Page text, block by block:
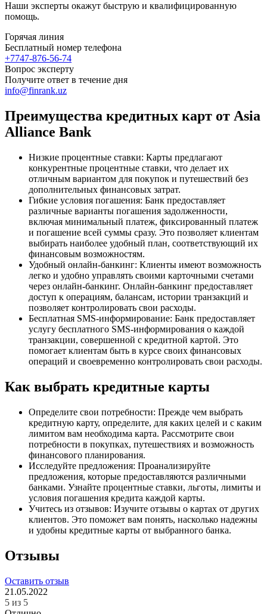
Наши эксперты окажут быструю и квалифицированную
помощь.
Горячая линия
Бесплатный номер телефона
+7747-876-56-74
Вопрос эксперту
Получите ответ в течение дня
info@finrank.uz
Преимущества кредитных карт от Asia
Alliance Bank
Низкие процентные ставки: Карты предлагают
конкурентные процентные ставки, что делает их
отличным вариантом для покупок и путешествий без
дополнительных финансовых затрат.
Гибкие условия погашения: Банк предоставляет
различные варианты погашения задолженности,
включая минимальный платеж, фиксированный платеж
и погашение всей суммы сразу. Это позволяет клиентам
выбирать наиболее удобный план, соответствующий их
финансовым возможностям.
Удобный онлайн-банкинг: Клиенты имеют возможность
легко и удобно управлять своими карточными счетами
через онлайн-банкинг. Онлайн-банкинг предоставляет
доступ к операциям, балансам, истории транзакций и
позволяет контролировать свои расходы.
Бесплатная SMS-информирование: Банк предоставляет
услугу бесплатного SMS-информирования о каждой
транзакции, совершенной с кредитной картой. Это
помогает клиентам быть в курсе своих финансовых
операций и своевременно контролировать свои расходы.
Как выбрать кредитные карты
Определите свои потребности: Прежде чем выбрать
кредитную карту, определите, для каких целей и с каким
лимитом вам необходима карта. Рассмотрите свои
потребности в покупках, путешествиях и возможность
финансового планирования.
Исследуйте предложения: Проанализируйте
предложения, которые предоставляются различными
банками. Узнайте процентные ставки, льготы, лимиты и
условия погашения кредита каждой карты.
Учитесь из отзывов: Изучите отзывы о картах от других
клиентов. Это поможет вам понять, насколько надежны
и удобны кредитные карты от выбранного банка.
Отзывы
Оставить отзыв
21.05.2022
5 из 5